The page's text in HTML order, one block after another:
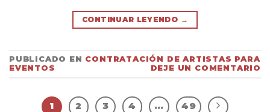
CONTINUAR LEYENDO →
PUBLICADO EN CONTRATACIÓN DE ARTISTAS PARA
EVENTOS
DEJE UN COMENTARIO
1 2 3 4 … 49